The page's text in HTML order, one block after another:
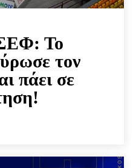
Το
τον
πάει σε